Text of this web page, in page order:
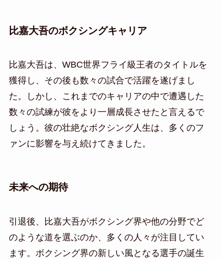
比嘉大吾のボクシングキャリア
比嘉大吾は、WBC世界フライ級王者のタイトルを
獲得し、その後も数々の試合で活躍を遂げまし
た。しかし、これまでのキャリアの中で遭遇した
数々の試練が彼をより一層成長させたと言えるで
しょう。彼の壮絶なボクシング人生は、多くのフ
ァンに影響を与え続けてきました。
未来への期待
引退後、比嘉大吾がボクシング界や他の分野でど
のような道を選ぶのか、多くの人々が注目してい
ます。ボクシング界の新しい風となる選手の誕生